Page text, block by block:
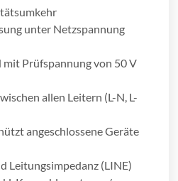
unter Netzspannung
Prüfspannung von 50 V
allen Leitern (L-N, L-
angeschlossene Geräte
Leitungsimpedanz (LINE)